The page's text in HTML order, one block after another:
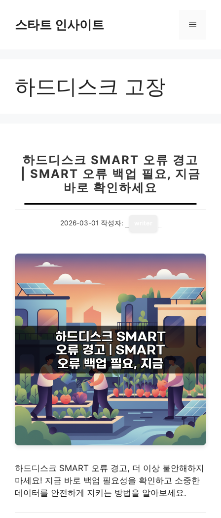
스타트 인사이트 메
하드디스크 고장
하드디스크 SMART 오류 경고
| SMART 오류 백업 필요, 지금
바로 확인하세요
2026-03-01 작성자:
하드디스크 SMART 오류 경고, 더 이상 불안해하지
마세요! 지금 바로 백업 필요성을 확인하고 소중한
데이터를 안전하게 지키는 방법을 알아보세요.